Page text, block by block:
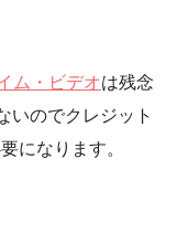
ム・ビデオは残念
いのでクレジット
になります。